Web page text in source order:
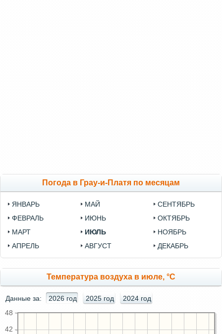
Погода в Грау-и-Платя по месяцам
ЯНВАРЬ
ФЕВРАЛЬ
МАРТ
АПРЕЛЬ
МАЙ
ИЮНЬ
ИЮЛЬ
АВГУСТ
СЕНТЯБРЬ
ОКТЯБРЬ
НОЯБРЬ
ДЕКАБРЬ
Температура воздуха в июле, °C
Данные за: 2026 год 2025 год 2024 год
42
48